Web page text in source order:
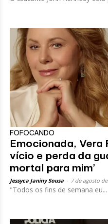
FOFOCANDO
Emocionada, Vera
vício e perda da
mortal para mim’
Jessyca Janiny Sousa 7 de agosto
"Todos os fins de semana eu...